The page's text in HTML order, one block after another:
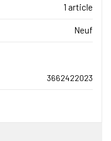
1 article
Neuf
3662422023